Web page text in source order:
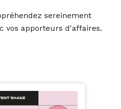
sereinement
vos apporteurs d'affaires.